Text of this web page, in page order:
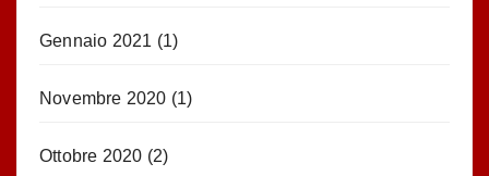
Gennaio 2021 (1)
Novembre 2020 (1)
Ottobre 2020 (2)